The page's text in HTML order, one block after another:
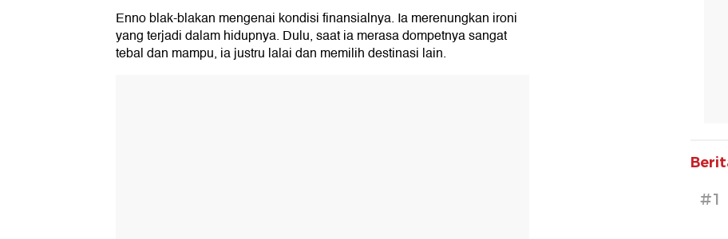
Enno blak-blakan mengenai kondisi finansialnya. Ia merenungkan ironi
yang terjadi dalam hidupnya. Dulu, saat ia merasa dompetnya sangat
tebal dan mampu, ia justru lalai dan memilih destinasi lain.
#1